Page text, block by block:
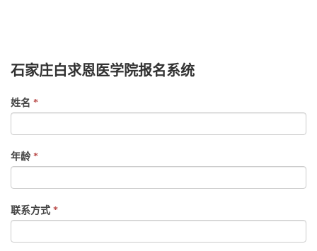
石家庄白求恩医学院报名系统
If
are
human,
leave
this
field
blank.
姓名 *
年龄 *
联系方式 *